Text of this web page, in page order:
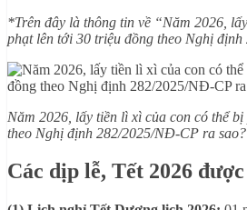
*Trên đây là thông tin về “Năm 2026,
phạt lên tới 30 triệu đồng theo Nghị
Năm 2026, lấy tiền lì xì của con có thể
theo Nghị định 282/2025/NĐ-CP ra
Các dịp lễ, Tết 2026